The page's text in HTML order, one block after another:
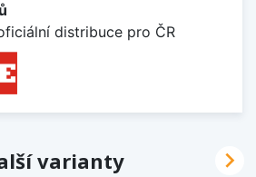
distribuce pro ČR
varianty 